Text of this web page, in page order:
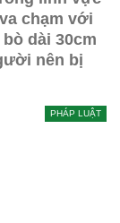
chạm với
dài 30cm
nên bị
PHÁP LUẬT